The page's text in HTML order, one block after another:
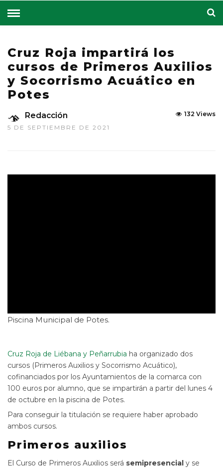
Cruz Roja impartirá los
cursos de Primeros Auxilios
y Socorrismo Acuático en
Potes
Redacción
5 DE SEPTIEMBRE DE 2021
132 Views
Piscina Municipal de Potes.
Cruz Roja de Liébana y Peñarrubia ha organizado dos
cursos (Primeros Auxilios y Socorrismo Acuático),
cofinanciados por los Ayuntamientos de la comarca con
100 euros por alumno, que se impartirán a partir del lunes 4
de octubre en la piscina de Potes.
Para conseguir la titulación se requiere haber aprobado
ambos cursos.
Primeros auxilios
El Curso de Primeros Auxilios será semipresencial y se